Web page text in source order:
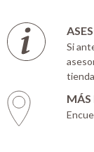
Si
MÁS